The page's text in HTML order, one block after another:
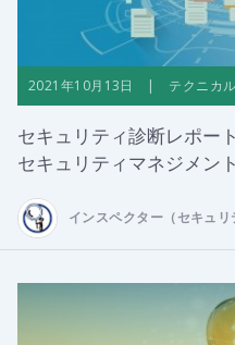
2021年10月13日 | テクニカル
セキュリティ診断レポー
セキュリティマネジメント
インスペクター（セキュリ